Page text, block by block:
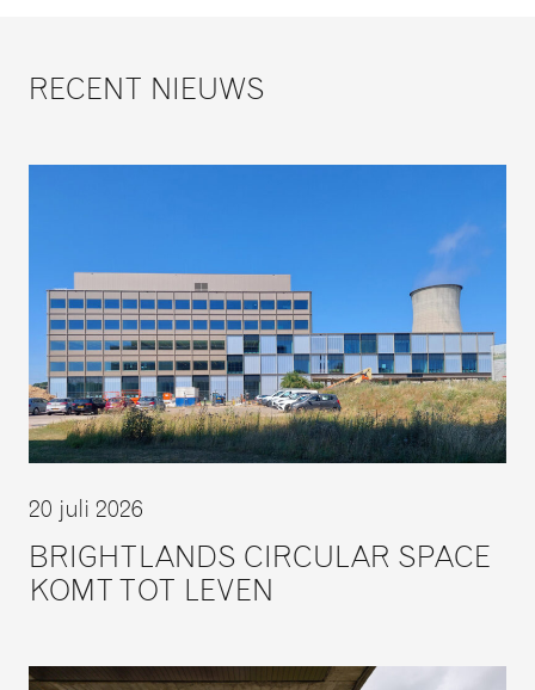
RECENT NIEUWS
20 juli 2026
BRIGHTLANDS CIRCULAR SPACE
KOMT TOT LEVEN